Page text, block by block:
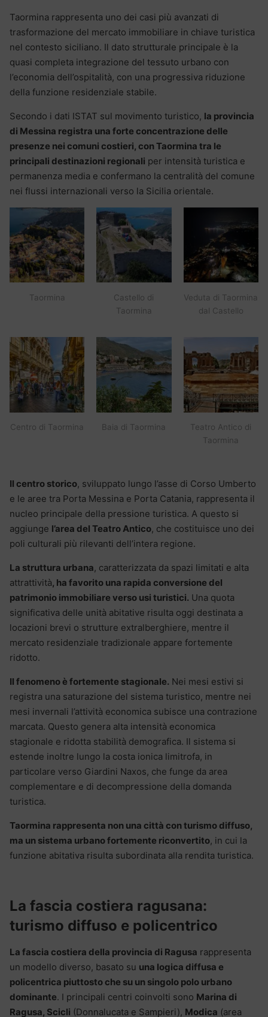
Taormina rappresenta uno dei casi più avanzati di
trasformazione del mercato immobiliare in chiave turistica
nel contesto siciliano. Il dato strutturale principale è la
quasi completa integrazione del tessuto urbano con
l’economia dell’ospitalità, con una progressiva riduzione
della funzione residenziale stabile.
Secondo i dati ISTAT sul movimento turistico, la provincia
di Messina registra una forte concentrazione delle
presenze nei comuni costieri, con Taormina tra le
principali destinazioni regionali per intensità turistica e
permanenza media e confermano la centralità del comune
nei flussi internazionali verso la Sicilia orientale.
Taormina
Castello di
Taormina
Veduta di Taormina
dal Castello
Centro di Taormina Baia di Taormina
Teatro Antico di
Taormina
Il centro storico, sviluppato lungo l’asse di Corso Umberto
e le aree tra Porta Messina e Porta Catania, rappresenta il
nucleo principale della pressione turistica. A questo si
aggiunge l’area del Teatro Antico, che costituisce uno dei
poli culturali più rilevanti dell’intera regione.
La struttura urbana, caratterizzata da spazi limitati e alta
attrattività, ha favorito una rapida conversione del
patrimonio immobiliare verso usi turistici. Una quota
significativa delle unità abitative risulta oggi destinata a
locazioni brevi o strutture extralberghiere, mentre il
mercato residenziale tradizionale appare fortemente
ridotto.
Il fenomeno è fortemente stagionale. Nei mesi estivi si
registra una saturazione del sistema turistico, mentre nei
mesi invernali l’attività economica subisce una contrazione
marcata. Questo genera alta intensità economica
stagionale e ridotta stabilità demografica. Il sistema si
estende inoltre lungo la costa ionica limitrofa, in
particolare verso Giardini Naxos, che funge da area
complementare e di decompressione della domanda
turistica.
Taormina rappresenta non una città con turismo diffuso,
ma un sistema urbano fortemente riconvertito, in cui la
funzione abitativa risulta subordinata alla rendita turistica.
La fascia costiera ragusana:
turismo diffuso e policentrico
La fascia costiera della provincia di Ragusa rappresenta
un modello diverso, basato su una logica diffusa e
policentrica piuttosto che su un singolo polo urbano
dominante. I principali centri coinvolti sono Marina di
Ragusa, Scicli (Donnalucata e Sampieri), Modica (area